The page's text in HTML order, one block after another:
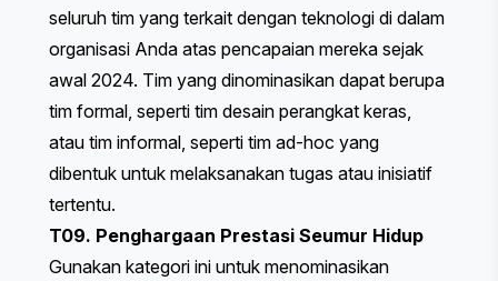
seluruh tim yang terkait dengan teknologi di dalam
organisasi Anda atas pencapaian mereka sejak
awal 2024. Tim yang dinominasikan dapat berupa
tim formal, seperti tim desain perangkat keras,
atau tim informal, seperti tim ad-hoc yang
dibentuk untuk melaksanakan tugas atau inisiatif
tertentu.
T09. Penghargaan Prestasi Seumur Hidup
Gunakan kategori ini untuk menominasikan